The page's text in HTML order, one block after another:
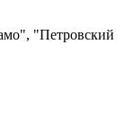
"Петровский